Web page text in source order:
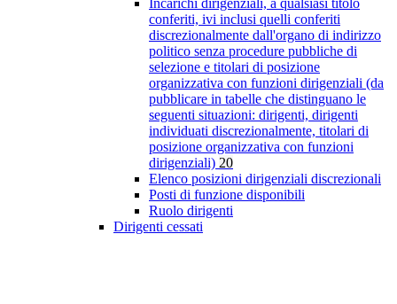
Incarichi dirigenziali, a qualsiasi titolo
conferiti, ivi inclusi quelli conferiti
discrezionalmente dall'organo di indirizzo
politico senza procedure pubbliche di
selezione e titolari di posizione
organizzativa con funzioni dirigenziali (da
pubblicare in tabelle che distinguano le
seguenti situazioni: dirigenti, dirigenti
individuati discrezionalmente, titolari di
posizione organizzativa con funzioni
dirigenziali) 20
Elenco posizioni dirigenziali discrezionali
Posti di funzione disponibili
Ruolo dirigenti
Dirigenti cessati